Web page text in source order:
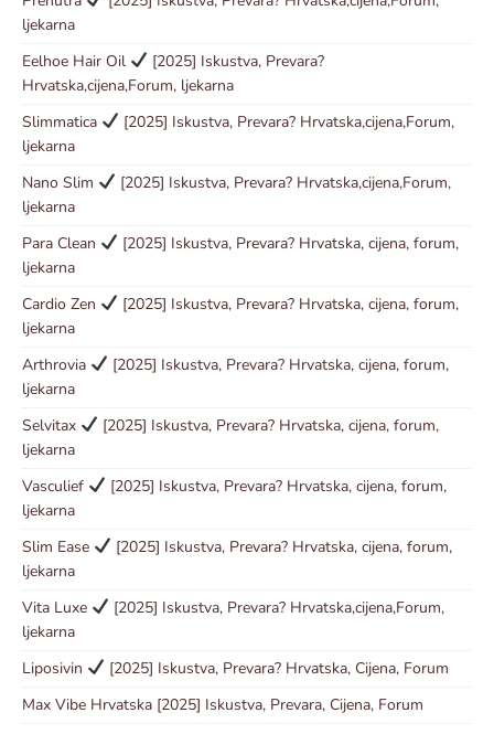
ljekarna
Eelhoe Hair Oil
[2025] Iskustva, Prevara?
Hrvatska,cijena,Forum, ljekarna
Slimmatica
[2025] Iskustva, Prevara? Hrvatska,cijena,Forum,
ljekarna
Nano Slim
[2025] Iskustva, Prevara? Hrvatska,cijena,Forum,
ljekarna
Para Clean
[2025] Iskustva, Prevara? Hrvatska, cijena, forum,
ljekarna
Cardio Zen
[2025] Iskustva, Prevara? Hrvatska, cijena, forum,
ljekarna
Arthrovia
[2025] Iskustva, Prevara? Hrvatska, cijena, forum,
ljekarna
Selvitax
[2025] Iskustva, Prevara? Hrvatska, cijena, forum,
ljekarna
Vasculief
[2025] Iskustva, Prevara? Hrvatska, cijena, forum,
ljekarna
Slim Ease
[2025] Iskustva, Prevara? Hrvatska, cijena, forum,
ljekarna
Vita Luxe
[2025] Iskustva, Prevara? Hrvatska,cijena,Forum,
ljekarna
Liposivin
[2025] Iskustva, Prevara? Hrvatska, Cijena, Forum
Max Vibe Hrvatska [2025] Iskustva, Prevara, Cijena, Forum